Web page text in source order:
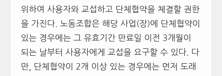
위하여 사용자와 교섭하고 단체협약을 체결할 권한
을 가진다. 노동조합은 해당 사업(장)에 단체협약이
있는 경우에는 그 유효기간 만료일 이전 3개월이
되는 날부터 사용자에게 교섭을 요구할 수 있다. 다
만, 단체협약이 2개 이상 있는 경우에는 먼저 도래